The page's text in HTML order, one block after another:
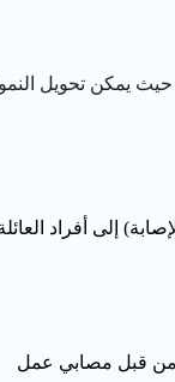
حيث يمكن تحويل
إلى أفراد
من قبل مصابي عمل